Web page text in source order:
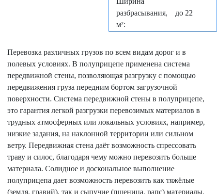
разбрасывания,
м²:
до 22
Перевозка различных грузов по всем видам дорог и в
полевых условиях. В полуприцепе применена система
передвижной стены, позволяющая разгрузку с помощью
передвижения груза передним бортом загрузочной
поверхности. Система передвижной стены в полуприцепе,
это гарантия легкой разгрузки перевозимых материалов в
трудных атмосферных или локальных условиях, например,
низкие задания, на наклонной территории или сильном
ветру. Передвижная стена даёт возможность спрессовать
траву и силос, благодаря чему можно перевозить больше
материала. Солидное и доскональное выполнение
полуприцепа дает возможность перевозить как тяжёлые
(земля, гравий), так и сыпучие (пшеница, рапс) материалы.